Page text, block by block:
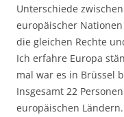
Unterschiede
europäischer
die gleichen Rechte
Ich erfahre Europa
mal war es in Brüssel
Insgesamt 22
europäischen